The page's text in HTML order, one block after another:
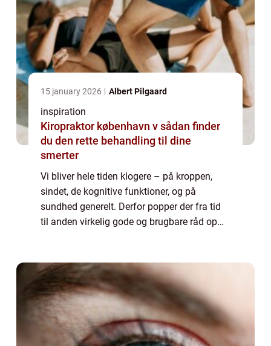
15 january 2026 Albert Pilgaard
inspiration
Kiropraktor københavn v sådan finder
du den rette behandling til dine
smerter
Vi bliver hele tiden klogere – på kroppen,
sindet, de kognitive funktioner, og på
sundhed generelt. Derfor popper der fra tid
til anden virkelig gode og brugbare råd op